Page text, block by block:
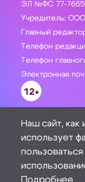
ЭЛ №ФС 77-
Учредитель:
Главный
Телефон
Телефон
Электронная
12+
ЗАДАТЬ ВОПРОС
Наш сайт, как
использует
Подробнее